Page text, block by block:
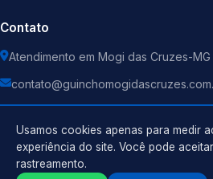
Contato
Atendimento em Mogi das Cruzes-
Usamos cookies apenas para medir
experiência do site. Você pode
rastreamento.